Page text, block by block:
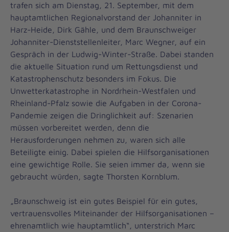
trafen sich am Dienstag, 21. September, mit dem
hauptamtlichen Regionalvorstand der Johanniter in
Harz-Heide, Dirk Gähle, und dem Braunschweiger
Johanniter-Dienststellenleiter, Marc Wegner, auf ein
Gespräch in der Ludwig-Winter-Straße. Dabei standen
die aktuelle Situation rund um Rettungsdienst und
Katastrophenschutz besonders im Fokus. Die
Unwetterkatastrophe in Nordrhein-Westfalen und
Rheinland-Pfalz sowie die Aufgaben in der Corona-
Pandemie zeigen die Dringlichkeit auf: Szenarien
müssen vorbereitet werden, denn die
Herausforderungen nehmen zu, waren sich alle
Beteiligte einig. Dabei spielen die Hilfsorganisationen
eine gewichtige Rolle. Sie seien immer da, wenn sie
gebraucht würden, sagte Thorsten Kornblum.
„Braunschweig ist ein gutes Beispiel für ein gutes,
vertrauensvolles Miteinander der Hilfsorganisationen –
ehrenamtlich wie hauptamtlich“, unterstrich Marc